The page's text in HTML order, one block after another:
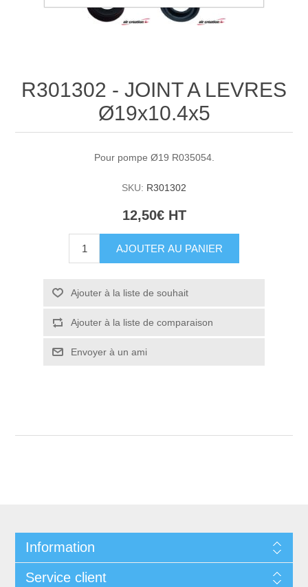
R301302 - JOINT A LEVRES
Ø19x10.4x5
Pour pompe Ø19 R035054.
SKU: R301302
12,50€ HT
AJOUTER AU PANIER
Ajouter à la liste de souhait
Ajouter à la liste de comparaison
Envoyer à un ami
Information
Service client